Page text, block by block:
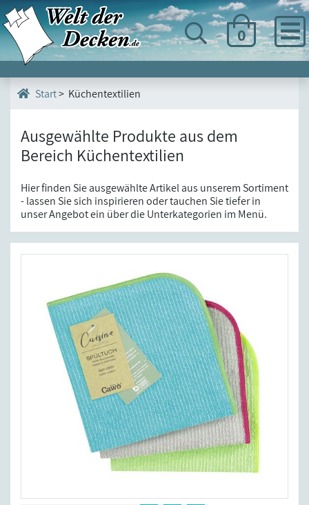
0
Start> Küchentextilien
Ausgewählte Produkte aus dem
Bereich Küchentextilien
Hier finden Sie ausgewählte Artikel aus unserem Sortiment
- lassen Sie sich inspirieren oder tauchen Sie tiefer in
unser Angebot ein über die Unterkategorien im Menü.